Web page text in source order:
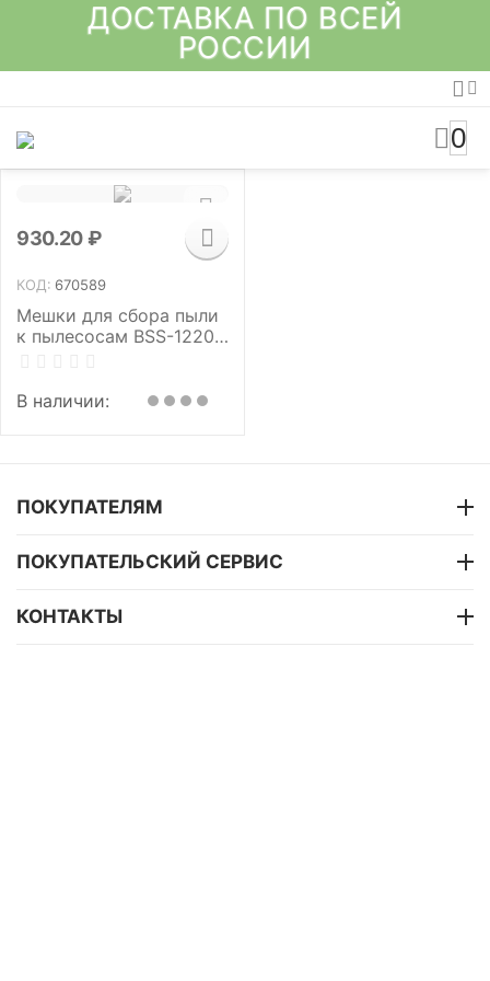
ДОСТАВКА ПО ВСЕЙ
РОССИИ
0
930.20₽
КОД: 670589
Мешки для сбора пыли
к пылесосам BSS-1220-
5 шт., BORT BB-20U,
В наличии:
ПОКУПАТЕЛЯМ
ПОКУПАТЕЛЬСКИЙ СЕРВИС
КОНТАКТЫ